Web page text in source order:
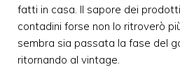
fatti in casa. Il sapore dei
contadini forse non lo ritroverò
sembra sia passata la fase del
ritornando al vintage.